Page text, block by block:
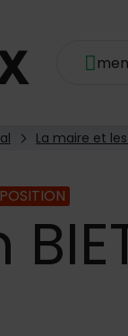
La maire et